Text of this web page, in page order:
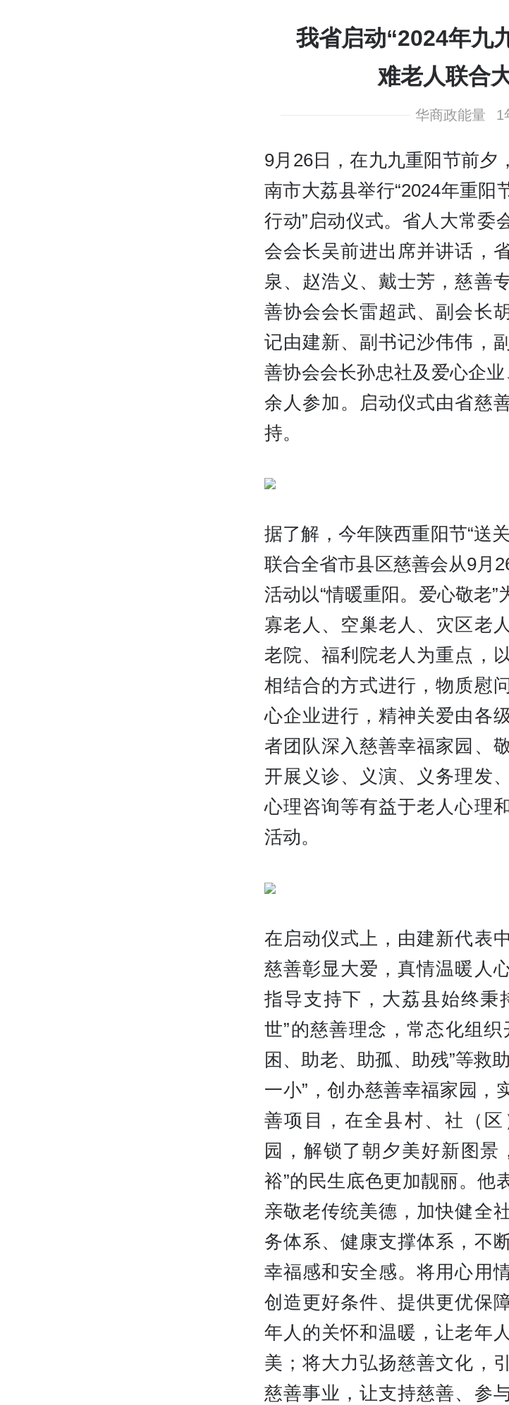
我省启动“2024年九
难老人联合
华商政能量 1
9月26日，在九九重阳节前夕
南市大荔县举行“2024年重阳
行动”启动仪式。省人大常委
会会长吴前进出席并讲话，
泉、赵浩义、戴士芳，慈善
善协会会长雷超武、副会长
记由建新、副书记沙伟伟，
善协会会长孙忠社及爱心企
余人参加。启动仪式由省慈
持。
据了解，今年陕西重阳节“送
联合全省市县区慈善会从9月
活动以“情暖重阳。爱心敬老”
寡老人、空巢老人、灾区老
老院、福利院老人为重点，
相结合的方式进行，物质慰
心企业进行，精神关爱由各
者团队深入慈善幸福家园、
开展义诊、义演、义务理发
心理咨询等有益于老人心理
活动。
在启动仪式上，由建新代表
慈善彰显大爱，真情温暖人
指导支持下，大荔县始终秉
世”的慈善理念，常态化组
困、助老、助孤、助残”等救
一小”，创办慈善幸福家园，
善项目，在全县村、社（
园，解锁了朝夕美好新图景
裕”的民生底色更加靓丽。他
亲敬老传统美德，加快健全
务体系、健康支撑体系，不
幸福感和安全感。将用心用
创造更好条件、提供更优保
年人的关怀和温暖，让老年
美；将大力弘扬慈善文化，
慈善事业，让支持慈善、参